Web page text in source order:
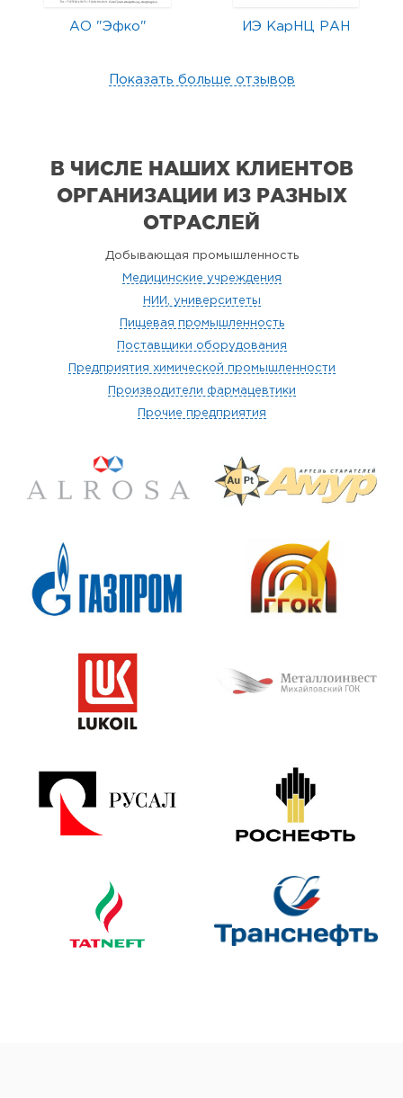
АО "Эфко" ИЭ КарНЦ РАН
Показать больше отзывов
В ЧИСЛЕ НАШИХ КЛИЕНТОВ
ОРГАНИЗАЦИИ ИЗ РАЗНЫХ
ОТРАСЛЕЙ
Добывающая промышленность
Медицинские учреждения
НИИ, университеты
Пищевая промышленность
Поставщики оборудования
Предприятия химической промышленности
Производители фармацевтики
Прочие предприятия